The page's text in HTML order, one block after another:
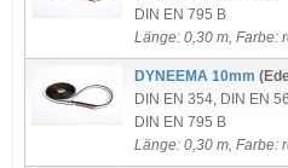
DIN EN 795 B
Länge: 0,30 m, Farbe:
DYNEEMA 10mm
DIN EN 354, DIN EN
DIN EN 795 B
Länge: 0,30 m, Farbe: